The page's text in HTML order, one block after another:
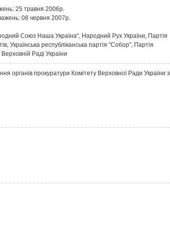
25 травня 2006р.
08 червня 2007р.
Союз Наша Україна", Народний Рух України, Партія
Українська республіканська партія "Собор", Партія
Раді України
органів прокуратури Комітету Верховної Ради України з